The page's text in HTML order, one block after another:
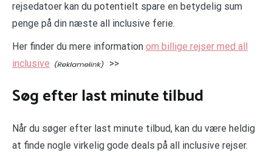
rejsedatoer kan du potentielt spare en betydelig sum
penge på din næste all inclusive ferie.
Her finder du mere information om billige rejser med all
inclusive
>>
Søg efter last minute tilbud
Når du søger efter last minute tilbud, kan du være heldig
at finde nogle virkelig gode deals på all inclusive rejser.